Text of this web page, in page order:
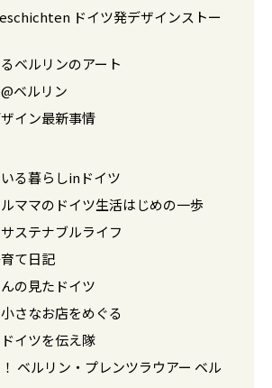
ドイツ発デザインストー
ベルリンのアート
ベルリン
イン最新事情
る暮らしinドイツ
ママのドイツ生活はじめの一歩
ステナブルライフ
て日記
の見たドイツ
さなお店をめぐる
イツを伝え隊
ベルリン・プレンツラウアー ベル